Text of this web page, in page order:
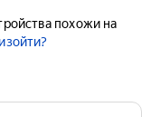
похожи на